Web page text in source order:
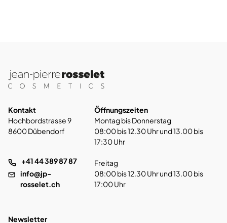
Kontakt
Hochbordstrasse 9
8600 Dübendorf
+41 44 389 87 87
info@jp-
rosselet.ch
Öffnungszeiten
Montag bis Donnerstag
08:00 bis 12.30 Uhr und 13.00 bis
17:30 Uhr
Freitag
08:00 bis 12.30 Uhr und 13.00 bis
17:00 Uhr
Newsletter